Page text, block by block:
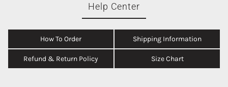
Help Center
How To Order Shipping Information
Refund & Return Policy Size Chart